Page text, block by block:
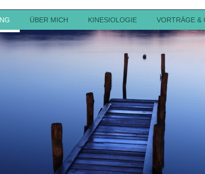
ÜBER MICH KINESIOLOGIE VORTRÄGE &